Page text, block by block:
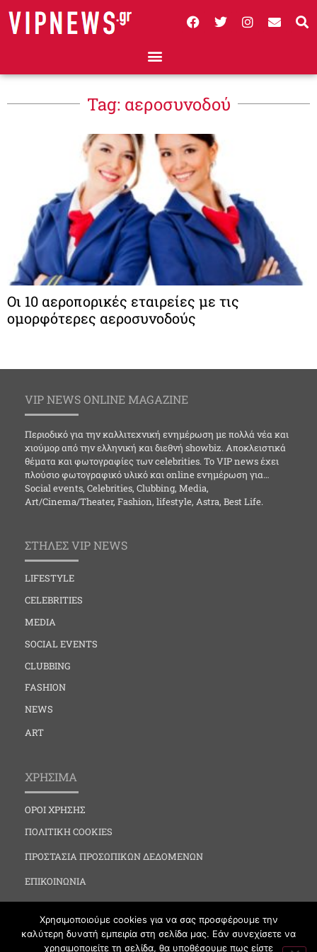
Tag: αεροσυνοδού
Οι 10 αεροπορικές εταιρείες με τις
ομορφότερες αεροσυνοδούς
VIP NEWS ONLINE MAGAZINE
Περιοδικό για την καλλιτεχνική ενημέρωση με πολλά νέα και
χιούμορ από την ελληνική και διεθνή showbiz. Αποκλειστικά
θέματα και φωτογραφίες των celebrities. Το VIP news έχει
πλούσιο φωτογραφικό υλικό και online ενημέρωση για…
Social events, Celebrities, Clubbing, Media,
Art/Cinema/Theater, Fashion, lifestyle, Astra, Best Life.
ΣΤΗΛΕΣ VIP NEWS
LIFESTYLE
CELEBRITIES
MEDIA
SOCIAL EVENTS
CLUBBING
FASHION
NEWS
ART
ΧΡΗΣΙΜΑ
ΟΡΟΙ ΧΡΗΣΗΣ
ΠΟΛΙΤΙΚΗ COOKIES
ΠΡΟΣΤΑΣΙΑ ΠΡΟΣΩΠΙΚΩΝ ΔΕΔΟΜΕΝΩΝ
ΕΠΙΚΟΙΝΩΝΙΑ
Χρησιμοποιούμε cookies για να σας προσφέρουμε την
καλύτερη δυνατή εμπειρία στη σελίδα μας. Εάν συνεχίσετε να
χρησιμοποιείτε τη σελίδα, θα υποθέσουμε πως είστε